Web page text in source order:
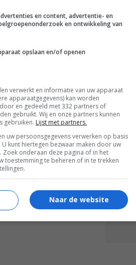
een gemaskerde
en content, advertentie- en
en ontwikkeling van
opslaan en/of openen
verwerkt en informatie van uw apparaat
apparaatgegevens) kan worden
en gedeeld met 332 partners of
gebruikt. Wij en onze partners kunnen
gebruiken. Lijst met partners.
uw persoonsgegevens verwerken op basis
kunt hiertegen bezwaar maken door uw
onderaan deze pagina of in het
toestemming te beheren of in te trekken
Naar de website